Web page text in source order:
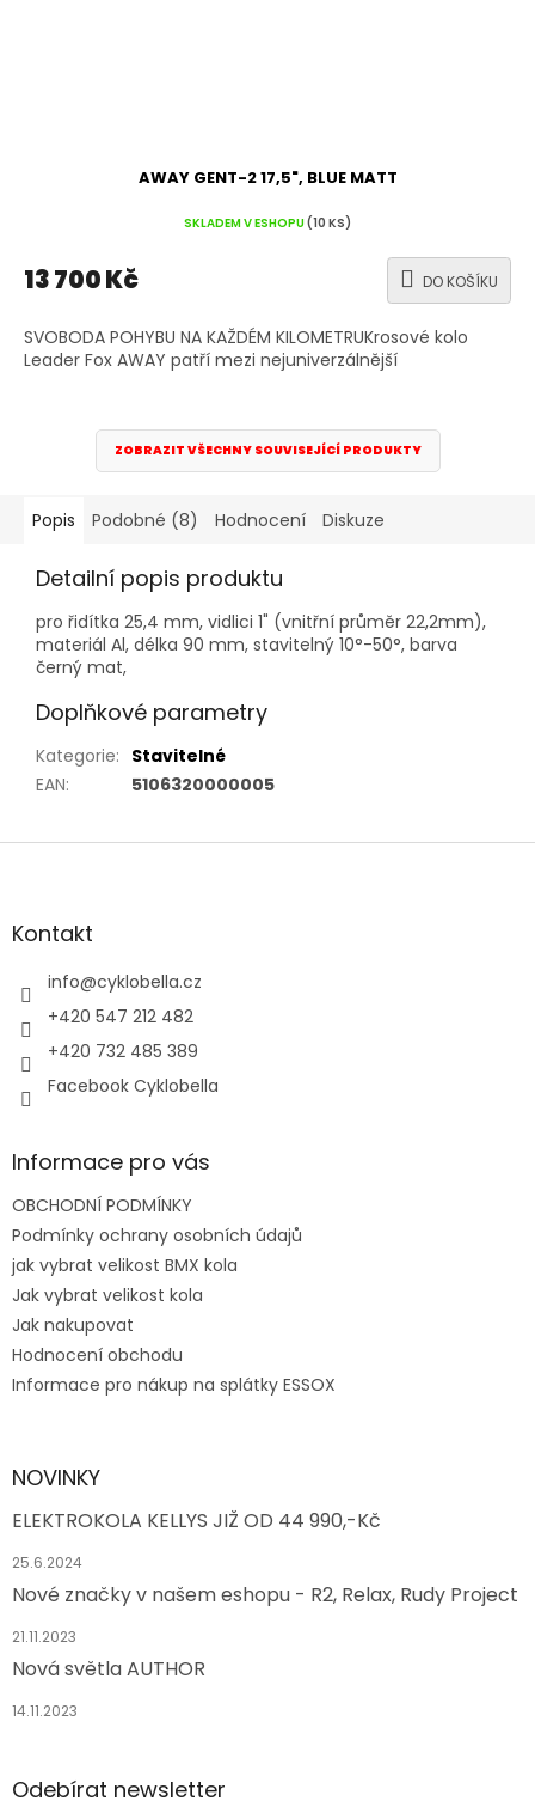
AWAY GENT-2 17,5", BLUE MATT
SKLADEM V ESHOPU(10 KS)
13 700 Kč DO KOŠÍKU
SVOBODA POHYBU NA KAŽDÉM KILOMETRUKrosové kolo
Leader Fox AWAY patří mezi nejuniverzálnější
ZOBRAZIT VŠECHNY SOUVISEJÍCÍ PRODUKTY
Popis Podobné (8) Hodnocení Diskuze
Detailní popis produktu
pro řidítka 25,4 mm, vidlici 1" (vnitřní průměr 22,2mm),
materiál Al, délka 90 mm, stavitelný 10°-50°, barva
černý mat,
Doplňkové parametry
Kategorie: Stavitelné
EAN: 5106320000005
Z
aKontakt
info@cyklobella.cz
+420 547 212 482
+420 732 485 389
Facebook Cyklobella
Informace pro vás
OBCHODNÍ PODMÍNKY
Podmínky ochrany osobních údajů
jak vybrat velikost BMX kola
Jak vybrat velikost kola
Jak nakupovat
Hodnocení obchodu
Informace pro nákup na splátky ESSOX
NOVINKY
ELEKTROKOLA KELLYS JIŽ OD 44 990,-Kč
25.6.2024
Nové značky v našem eshopu - R2, Relax, Rudy Project
21.11.2023
Nová světla AUTHOR
14.11.2023
Odebírat newsletter